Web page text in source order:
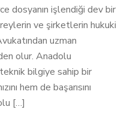
dosyanın işlendiği dev bir
ve şirketlerin hukuki
uzman
olur. Anadolu
bilgiye sahip bir
hem de başarısını
[…]